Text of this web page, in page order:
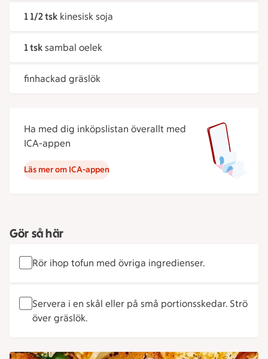
1 1/2 tsk kinesisk soja
1 tsk sambal oelek
finhackad gräslök
Ha med dig inköpslistan överallt med
ICA-appen
Läs mer om ICA-appen
Gör så här
Rör ihop tofun med övriga ingredienser.
Servera i en skål eller på små portionsskedar. Strö
över gräslök.